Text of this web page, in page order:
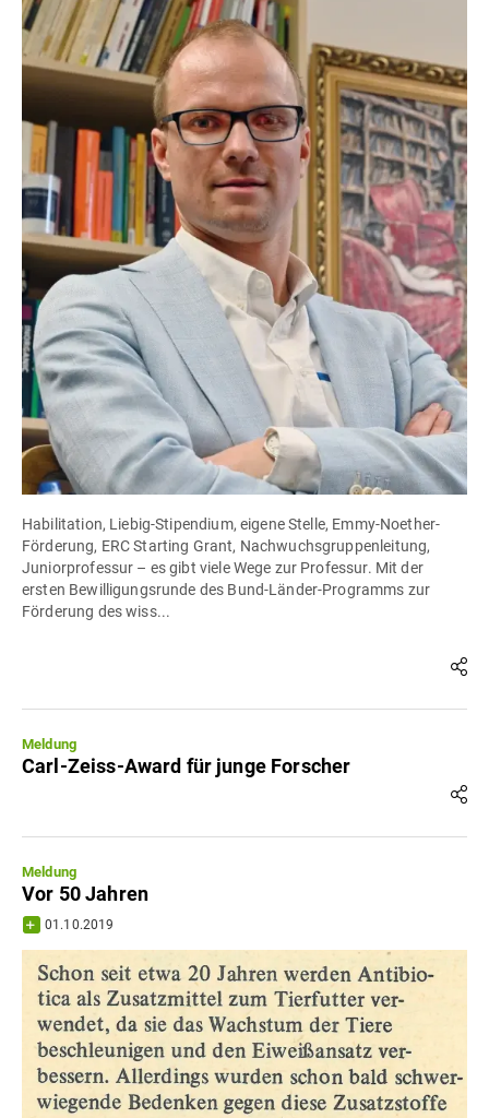
Habilitation, Liebig-Stipendium, eigene Stelle, Emmy-Noether-
Förderung, ERC Starting Grant, Nachwuchsgruppenleitung,
Juniorprofessur – es gibt viele Wege zur Professur. Mit der
ersten Bewilligungsrunde des Bund-Länder-Programms zur
Förderung des wiss...
Meldung
Carl-Zeiss-Award für junge Forscher
Meldung
Vor 50 Jahren
01.10.2019